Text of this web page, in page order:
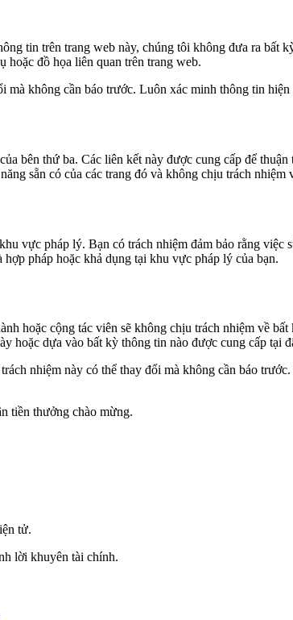
tin trên trang web này, chúng tôi không đưa ra bất
hoặc đồ họa liên quan trên trang web.
mà không cần báo trước. Luôn xác minh thông tin
bên thứ ba. Các liên kết này được cung cấp để
sẵn có của các trang đó và không chịu trách nhiệm
vực pháp lý. Bạn có trách nhiệm đảm bảo rằng
pháp hoặc khả dụng tại khu vực pháp lý của bạn.
hoặc cộng tác viên sẽ không chịu trách nhiệm về
hoặc dựa vào bất kỳ thông tin nào được cung cấp tại
nhiệm này có thể thay đổi mà không cần báo
tiền thưởng chào mừng.
tử.
lời khuyên tài chính.